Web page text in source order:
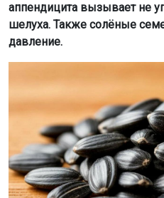
аппендицита вызывает не
шелуха. Также солёные
давление.